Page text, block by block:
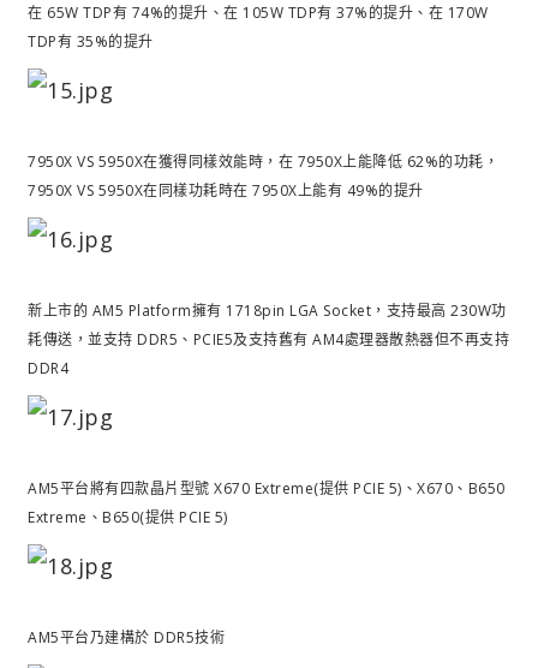
在 65W TDP有 74%的提升、在 105W TDP有 37%的提升、在 170W
TDP有 35%的提升
7950X VS 5950X在獲得同樣效能時，在 7950X上能降低 62%的功耗，
7950X VS 5950X在同樣功耗時在 7950X上能有 49%的提升
新上市的 AM5 Platform擁有 1718pin LGA Socket，支持最高 230W功
耗傳送，並支持 DDR5、PCIE5及支持舊有 AM4處理器散熱器但不再支持
DDR4
AM5平台將有四款晶片型號 X670 Extreme(提供 PCIE 5)、X670、B650
Extreme、B650(提供 PCIE 5)
AM5平台乃建構於 DDR5技術